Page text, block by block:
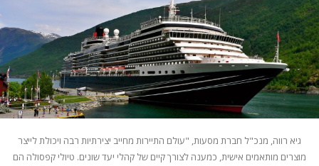
גיא רווה, מנכ"ל חברת מסעות, "עולם התיירות מחייב יצירתיות רבה ויכולת לייצר
מוצרים מותאמים אישית, כמענה לצורך קיים של קהלי יעד שונים. טיולי קפסולה הם